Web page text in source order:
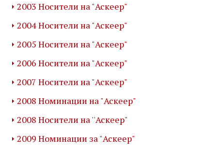
2003 Носители на "Аскеер"
2004 Носители на "Аскеер"
2005 Носители на "Аскеер"
2006 Носители на "Аскеер"
2007 Носители на "Аскеер"
2008 Номинации на "Аскеер"
2008 Носители на ''Аскеер"
2009 Номинации за "Аскеер"